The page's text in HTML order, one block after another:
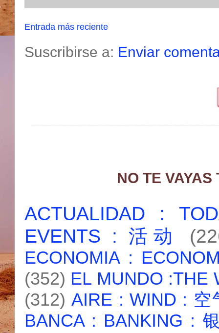
Entrada más reciente
Suscribirse a: Enviar
NO TE
ACTUALIDAD :
EVENTS : 活动
ECONOMIA :
(352) EL MUNDO :THE
(312) AIRE : WIND : 空
BANCA : BANKING :